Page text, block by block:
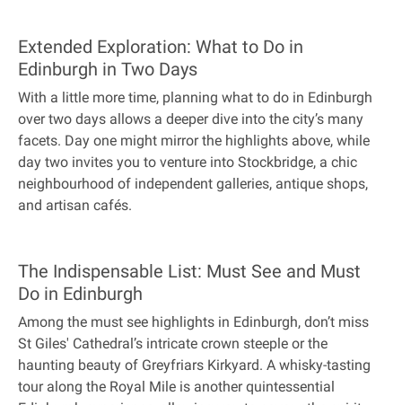
Extended Exploration: What to Do in
Edinburgh in Two Days
With a little more time, planning what to do in Edinburgh
over two days allows a deeper dive into the city’s many
facets. Day one might mirror the highlights above, while
day two invites you to venture into Stockbridge, a chic
neighbourhood of independent galleries, antique shops,
and artisan cafés.
The Indispensable List: Must See and Must
Do in Edinburgh
Among the must see highlights in Edinburgh, don’t miss
St Giles' Cathedral’s intricate crown steeple or the
haunting beauty of Greyfriars Kirkyard. A whisky-tasting
tour along the Royal Mile is another quintessential